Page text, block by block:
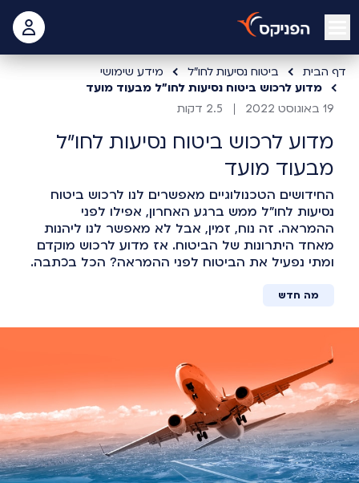
open mobile menu
דף הבית ביטוח נסיעות לחו"ל
מידע שימושי
מדוע לרכוש ביטוח נסיעות לחו"ל מבעוד מועד
19 באוגוסט 2022
2.5 דקות
מדוע לרכוש ביטוח נסיעות לחו"ל
מבעוד מועד
החידושים הטכנולוגיים מאפשרים לנו לרכוש ביטוח
נסיעות לחו”ל ממש ברגע האחרון, אפילו לפני
ההמראה. זה נוח, זמין, אבל לא מאפשר לנו ליהנות
מאחד היתרונות של הביטוח. אז מדוע לרכוש מוקדם
ומתי נפעיל את הביטוח לפני ההמראה? הכל בכתבה.
מה חדש